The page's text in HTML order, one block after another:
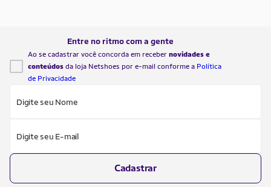
competir. Ainda assim, surgem […]
Entre no ritmo com a gente
Ao se cadastrar você concorda em receber novidades e
conteúdos da loja Netshoes por e-mail conforme a Política
de Privacidade
Digite seu Nome
Digite seu E-mail
Cadastrar